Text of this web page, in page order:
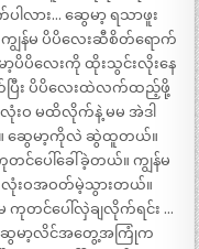
ါလား… ဆွေမာ့ ရသာဖူး
ျွန်မ ပိပိလေးဆီစိတ်ရောက်
ပိပိလေးကို ထိုးသွင်းလိုးနေ
ြီး ပိပိလေးထဲလက်ထည့်ဖို့
းဝ မထိလိုက်နဲ့ မမ အဲဒါ
ဆွေမာ့ကိုလဲ ဆွဲထူတယ်။
င်ပေါ်ခေါ်ခဲ့တယ်။ ကျွန်မ
းဝအဝတ်မဲ့သွားတယ်။
တင်ပေါ်လှဲချလိုက်ရင်း …
ေမာ့လိင်အတွေ့အကြုံက